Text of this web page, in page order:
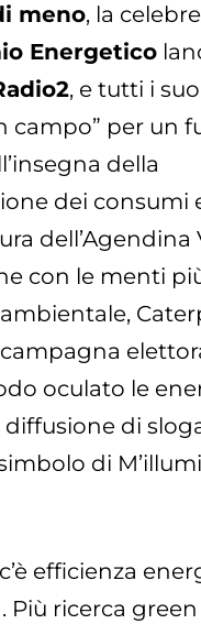
meno, la celebre
Energetico
, e tutti i
campo” per un
della
dei consumi
dell’Agendina
con le menti
oculato le
diffusione di
di
efficienza
Più ricerca